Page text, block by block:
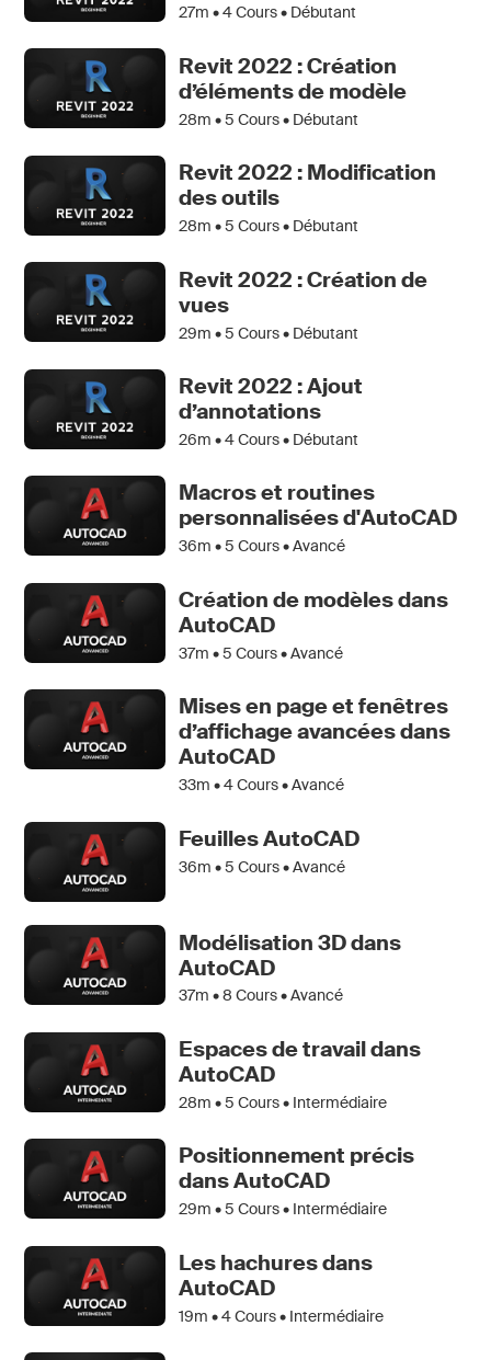
27m •4Cours • Débutant
Revit 2022 : Création
d’éléments de modèle
28m •5 Cours • Débutant
Revit 2022 : Modification
des outils
28m •5 Cours • Débutant
Revit 2022 : Création de
vues
29m •5 Cours • Débutant
Revit 2022 : Ajout
d’annotations
26m •4Cours • Débutant
Macros et routines
personnalisées d'AutoCAD
36m •5 Cours • Avancé
Création de modèles dans
AutoCAD
37m •5 Cours • Avancé
Mises en page et fenêtres
d’affichage avancées dans
AutoCAD
33m •4Cours • Avancé
Feuilles AutoCAD
36m •5 Cours • Avancé
Modélisation 3D dans
AutoCAD
37m •8 Cours • Avancé
Espaces de travail dans
AutoCAD
28m •5 Cours • Intermédiaire
Positionnement précis
dans AutoCAD
29m •5 Cours • Intermédiaire
Les hachures dans
AutoCAD
19m •4Cours • Intermédiaire